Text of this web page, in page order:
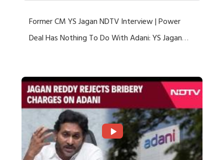
Former CM YS Jagan NDTV Interview | Power
Deal Has Nothing To Do With Adani: YS Jagan